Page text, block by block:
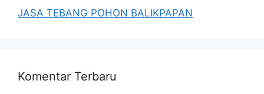
JASA TEBANG POHON BALIKPAPAN
Komentar Terbaru